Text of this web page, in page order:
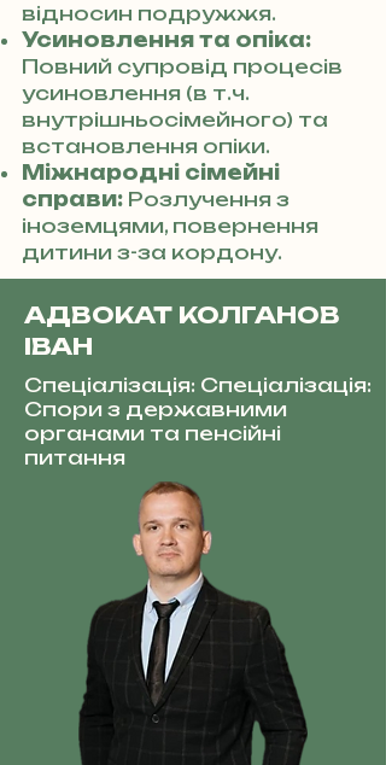
відносин подружжя.
Усиновлення та опіка:
Повний супровід процесів
усиновлення (в т.ч.
внутрішньосімейного) та
встановлення опіки.
Міжнародні сімейні
справи: Розлучення з
іноземцями, повернення
дитини з-за кордону.
АДВОКАТ КОЛГАНОВ
ІВАН
Спеціалізація: Спеціалізація:
Спори з державними
органами та пенсійні
питання